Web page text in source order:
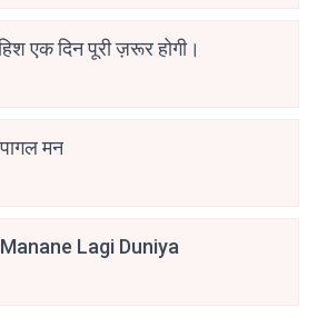
एक दिन पूरी ज़रूर होगी।
मन
Lagi Duniya